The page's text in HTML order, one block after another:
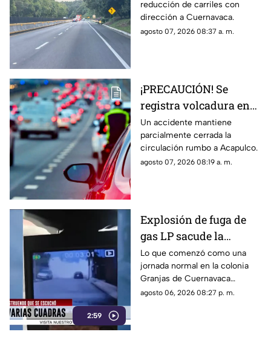
Cuernavaca; esto pasó
reducción de carriles con
dirección a Cuernavaca.
agosto 07, 2026 08:37 a. m.
¡PRECAUCIÓN! Se
registra volcadura en
la autopista
Cuernavaca-Acapulco
Un accidente mantiene
parcialmente cerrada la
circulación rumbo a Acapulco.
agosto 07, 2026 08:19 a. m.
2:59
Explosión de fuga de
gas LP sacude la
colonia Las Granjas
Lo que comenzó como una
jornada normal en la colonia
Granjas de Cuernavaca
terminó en una movilización
agosto 06, 2026 08:27 p. m.